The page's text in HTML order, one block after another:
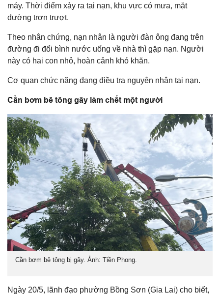
máy. Thời điểm xảy ra tai nạn, khu vực có mưa, mặt
đường trơn trượt.
Theo nhân chứng, nạn nhân là người đàn ông đang trên
đường đi đổi bình nước uống về nhà thì gặp nạn. Người
này có hai con nhỏ, hoàn cảnh khó khăn.
Cơ quan chức năng đang điều tra nguyên nhân tai nạn.
Cần bơm bê tông gãy làm chết một người
Cần bơm bê tông bị gãy. Ảnh: Tiền Phong.
Ngày 20/5, lãnh đạo phường Bồng Sơn (Gia Lai) cho biết,